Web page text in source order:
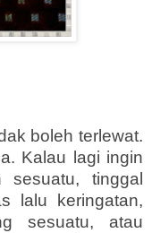
boleh terlewat.
Kalau lagi ingin
sesuatu, tinggal
lalu keringatan,
sesuatu, atau